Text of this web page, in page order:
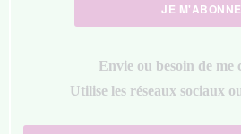
JE M'ABONNE
Envie ou besoin de me
Utilise les réseaux sociaux